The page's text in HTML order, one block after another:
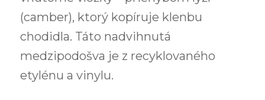
(camber), ktorý kopíruje klenbu
chodidla. Táto nadvihnutá
medzipodošva je z recyklovaného
etylénu a vinylu.